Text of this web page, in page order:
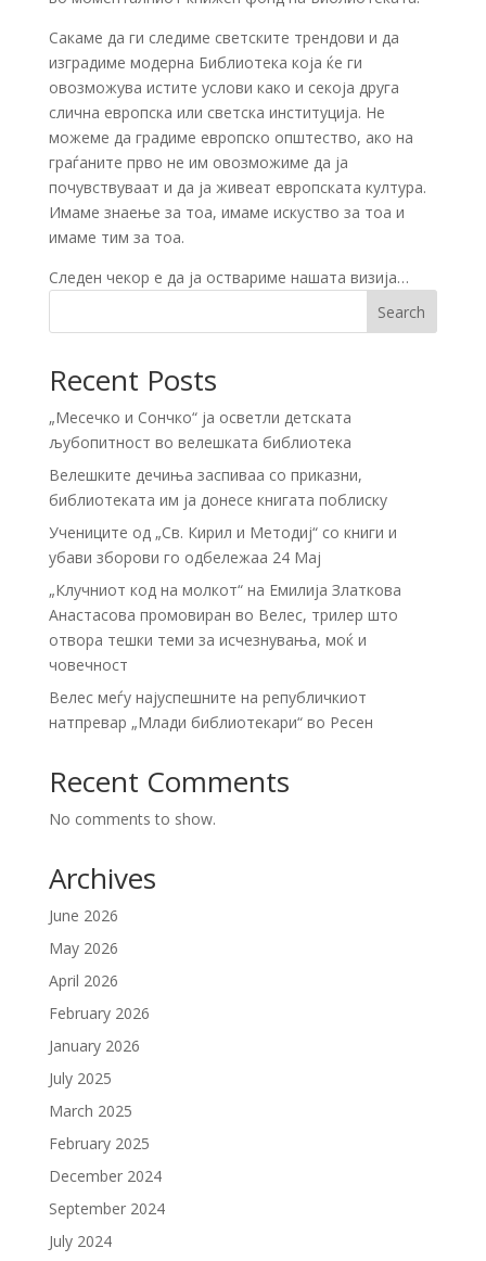
Сакаме да ги следиме светските трендови и да
изградиме модерна Библиотека која ќе ги
овозможува истите услови како и секоја друга
слична европска или светска институција. Не
можеме да градиме европско општество, ако на
граѓаните прво не им овозможиме да ја
почувствуваат и да ја живеат европската култура.
Имаме знаење за тоа, имаме искуство за тоа и
имаме тим за тоа.
Следен чекор е да ја оствариме нашата визија…
Search
Recent Posts
„Месечко и Сончко“ ја осветли детската
љубопитност во велешката библиотека
Велешките дечиња заспиваа со приказни,
библиотеката им ја донесе книгата поблиску
Учениците од „Св. Кирил и Методиј“ со книги и
убави зборови го одбележаа 24 Мај
„Клучниот код на молкот“ на Емилија Златкова
Анастасова промовиран во Велес, трилер што
отвора тешки теми за исчезнувања, моќ и
човечност
Велес меѓу најуспешните на републичкиот
натпревар „Млади библиотекари“ во Ресен
Recent Comments
No comments to show.
Archives
June 2026
May 2026
April 2026
February 2026
January 2026
July 2025
March 2025
February 2025
December 2024
September 2024
July 2024